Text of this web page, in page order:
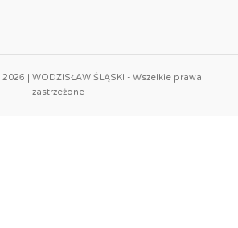
| WODZISŁAW ŚLĄSKI - Wszelkie prawa
zastrzeżone